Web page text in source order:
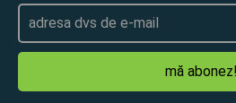
mă abonez!